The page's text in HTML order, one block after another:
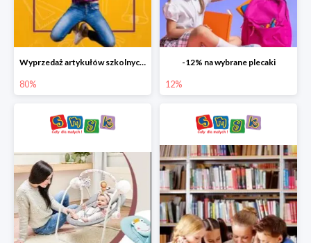
Wyprzedaż artykułów szkolnych w Smyku do -80%
80%
-12% na wybrane plecaki
12%